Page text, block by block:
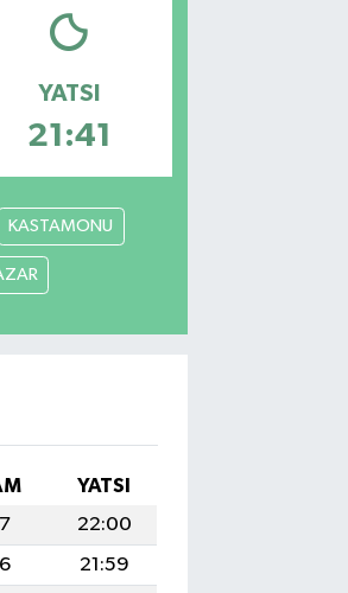
YATSI
21:41
KASTAMONU
YATSI
22:00
21:59